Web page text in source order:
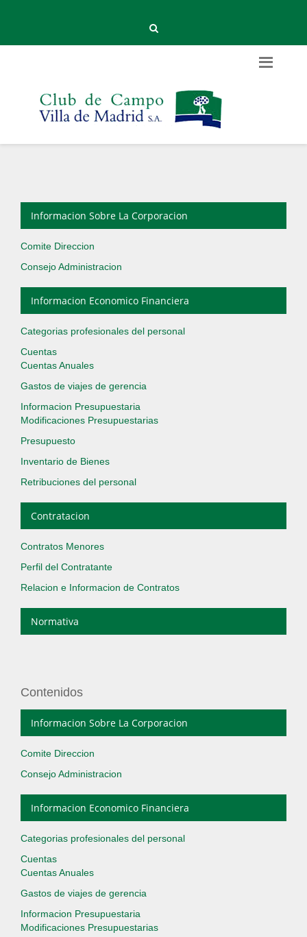
Informacion Sobre La Corporacion
Comite Direccion
Consejo Administracion
Informacion Economico Financiera
Categorias profesionales del personal
Cuentas
Cuentas Anuales
Gastos de viajes de gerencia
Informacion Presupuestaria
Modificaciones Presupuestarias
Presupuesto
Inventario de Bienes
Retribuciones del personal
Contratacion
Contratos Menores
Perfil del Contratante
Relacion e Informacion de Contratos
Normativa
Contenidos
Informacion Sobre La Corporacion
Comite Direccion
Consejo Administracion
Informacion Economico Financiera
Categorias profesionales del personal
Cuentas
Cuentas Anuales
Gastos de viajes de gerencia
Informacion Presupuestaria
Modificaciones Presupuestarias